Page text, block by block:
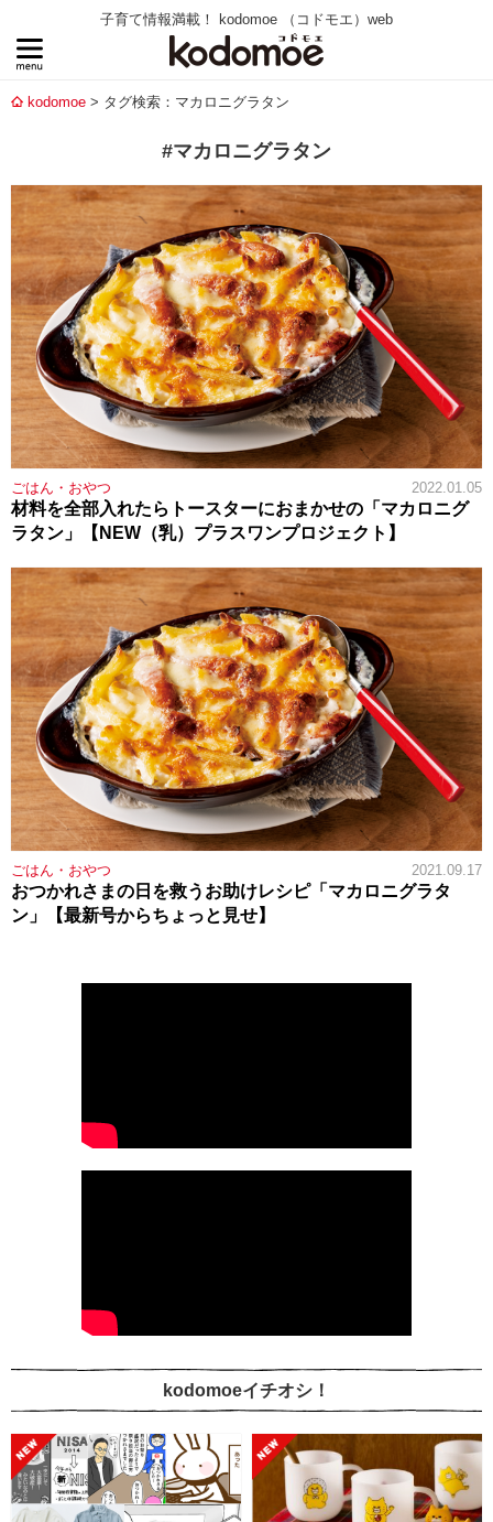
子育て情報満載！ kodomoe （コドモエ）web
kodomoe タグ検索：マカロニグラタン
#マカロニグラタン
ごはん・おやつ 2022.01.05
材料を全部入れたらトースターにおまかせの「マカロニグ
ラタン」【NEW（乳）プラスワンプロジェクト】
ごはん・おやつ 2021.09.17
おつかれさまの日を救うお助けレシピ「マカロニグラタ
ン」【最新号からちょっと見せ】
kodomoeイチオシ！